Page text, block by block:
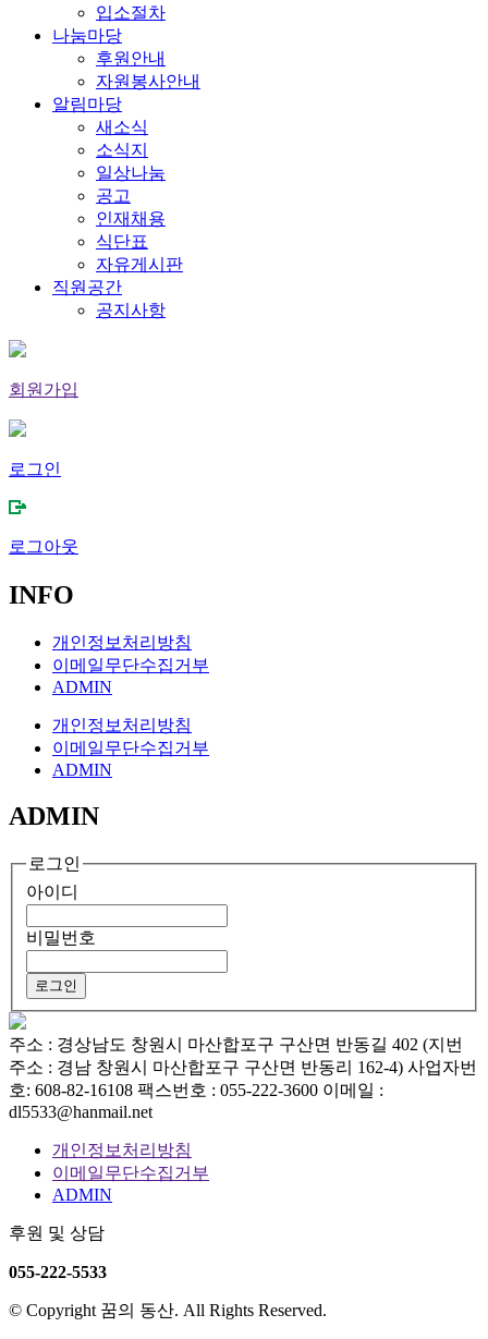
입소절차
나눔마당
후원안내
자원봉사안내
알림마당
새소식
소식지
일상나눔
공고
인재채용
식단표
자유게시판
직원공간
공지사항
회원가입
로그인
로그아웃
INFO
개인정보처리방침
이메일무단수집거부
ADMIN
개인정보처리방침
이메일무단수집거부
ADMIN
ADMIN
로그인
아이디
비밀번호
주소 : 경상남도 창원시 마산합포구 구산면 반동길 402 (지번
주소 : 경남 창원시 마산합포구 구산면 반동리 162-4) 사업자번
호: 608-82-16108 팩스번호 : 055-222-3600 이메일 :
dl5533@hanmail.net
개인정보처리방침
이메일무단수집거부
ADMIN
후원 및 상담
055-222-5533
© Copyright 꿈의 동산. All Rights Reserved.